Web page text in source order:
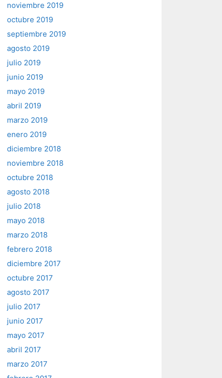
noviembre 2019
octubre 2019
septiembre 2019
agosto 2019
julio 2019
junio 2019
mayo 2019
abril 2019
marzo 2019
enero 2019
diciembre 2018
noviembre 2018
octubre 2018
agosto 2018
julio 2018
mayo 2018
marzo 2018
febrero 2018
diciembre 2017
octubre 2017
agosto 2017
julio 2017
junio 2017
mayo 2017
abril 2017
marzo 2017